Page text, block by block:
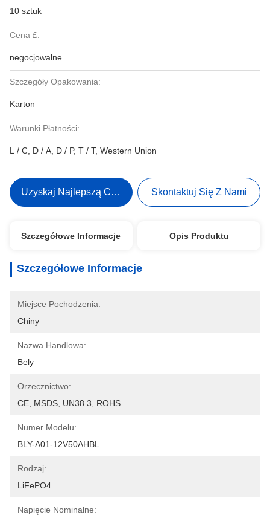
10 sztuk
Cena £:
negocjowalne
Szczegóły Opakowania:
Karton
Warunki Płatności:
L / C, D / A, D / P, T / T, Western Union
Uzyskaj Najlepszą Cenę Skontaktuj Się Z Nami
Szczegółowe Informacje Opis Produktu
Szczegółowe Informacje
Miejsce Pochodzenia:
Chiny
Nazwa Handlowa:
Bely
Orzecznictwo:
CE, MSDS, UN38.3, ROHS
Numer Modelu:
BLY-A01-12V50AHBL
Rodzaj:
LiFePO4
Napięcie Nominalne: